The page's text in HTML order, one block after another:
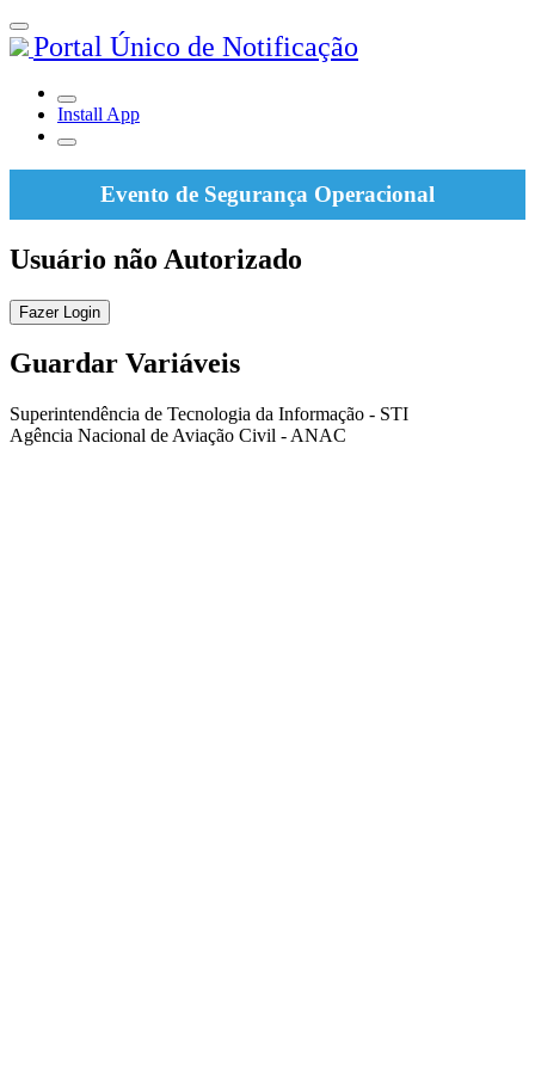
Portal Único de Notificação
Install App
Evento de Segurança Operacional
Usuário não Autorizado
Fazer Login
Guardar Variáveis
Superintendência de Tecnologia da Informação - STI
Agência Nacional de Aviação Civil - ANAC